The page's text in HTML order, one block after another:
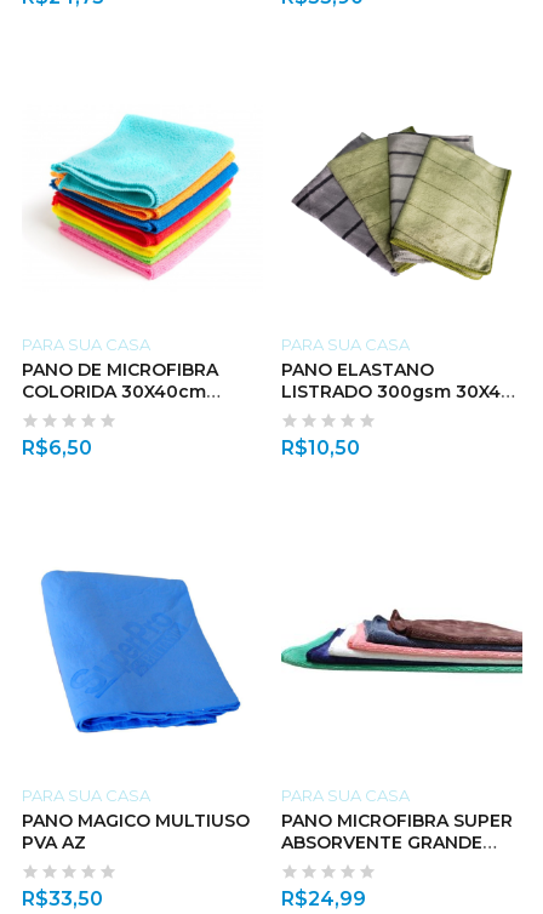
PARA SUA CASA
PANO DE MICROFIBRA
COLORIDA 30X40cm
240GSM
R$6,50
PARA SUA CASA
PANO ELASTANO
LISTRADO 300gsm 30X40
CM
R$10,50
PARA SUA CASA
PANO MAGICO MULTIUSO
PVA AZ
R$33,50
PARA SUA CASA
PANO MICROFIBRA SUPER
ABSORVENTE GRANDE
50x70cm
R$24,99